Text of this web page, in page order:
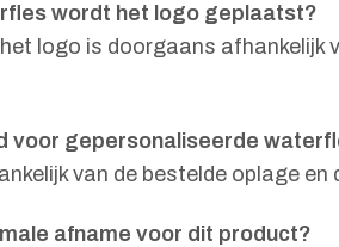
wordt het logo geplaatst?
logo is doorgaans afhankelijk
voor gepersonaliseerde
van de bestelde oplage
afname voor dit product?